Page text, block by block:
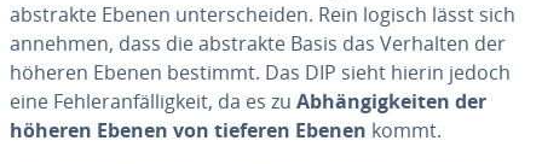
abstrakte Ebenen un­tersc­hei­den. Rein logisch lässt sich
annehmen, dass die abstrakte Basis das Verhalten der
höheren Ebenen bestimmt. Das DIP sieht hierin jedoch
eine Feh­le­ran­fäl­lig­keit, da es zu Ab­hän­gig­kei­ten der
höheren Ebenen von tieferen Ebenen kommt.